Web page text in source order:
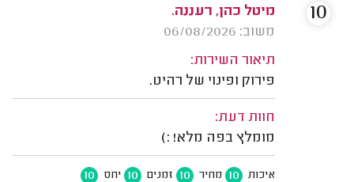
מיטל כהן, רעננה.
משוב: 06/08/2026
תיאור השירות:
פירוק ופינוי של רהיט.
חוות דעת:
מומלץ בפה מלא! :)
איכות 10 מחיר 10 זמנים 10 יחס 10
10